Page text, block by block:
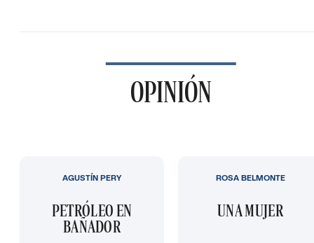
OPINIÓN
PETRÓLEO EN
BAÑADOR
AGUSTÍN PERY
UNA MUJER
ROSA BELMONTE